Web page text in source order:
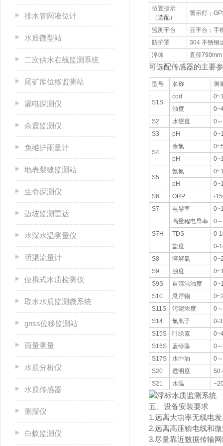
排水管网液位计
水质微型站
二次供水在线监测系统
尾矿库位移监测站
漏电探测仪
余震监测仪
免维护雨量计
地表裂缝监测站
生命探测仪
边坡监测雷达
水深水温测量仪
明渠流量计
便携式水质检测仪
取水水质监测微系统
gnss位移监测站
雨量测量
水质分析仪
水质传感器
测深仪
白蚁监测仪
位置指示
（选配）
警示灯；
监测平台
云平台；手
防护罩
304 不锈钢
浮体
直径
可选配传感器的主要
型号 名称 测
S1S
cod
浊度
S2
水硬度
0
S3
pH
S4
余氯
pH
S5
氨氮
pH
S6
ORP
-
S7
电导率
S7H
高量程电导率
0
TDS
0-
盐度
0-
S8
溶解氧
S9
浊度
S9S
自清洁浊度
S10
悬浮物
S11S
污泥浓度
0
S14
氯离子
0-
S15S
叶绿素
S16S
蓝绿藻
0
S17S
水中油
0
S20
透明度
50
S21
水温
五、设备安装要求
1.远离大功率无线电
2.远离高压输电线和
3.尽量靠近数据传输